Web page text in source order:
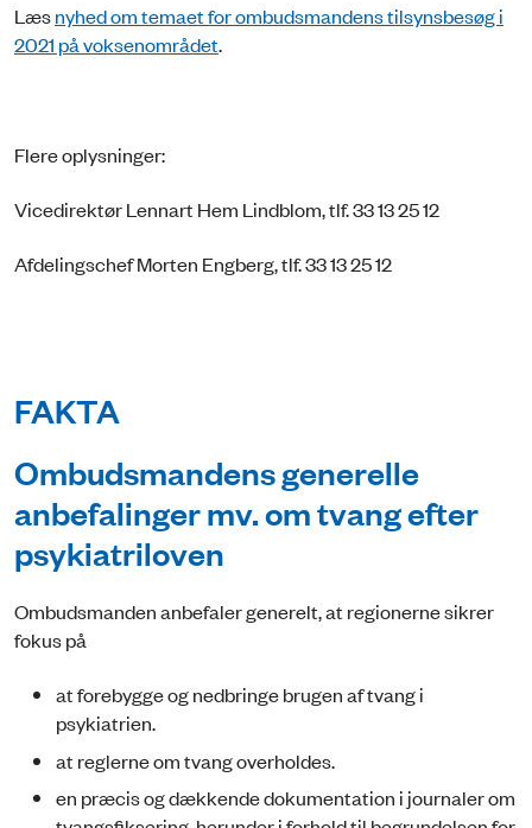
Læsnyhed om temaet for ombudsmandens tilsynsbesøg i
2021 på voksenområdet.
Flere oplysninger:
Vicedirektør Lennart Hem Lindblom, tlf. 33 13 25 12
Afdelingschef Morten Engberg, tlf. 33 13 25 12
FAKTA
Ombudsmandens generelle
anbefalinger mv. om tvang efter
psykiatriloven
Ombudsmanden anbefaler generelt, at regionerne sikrer
fokus på
at forebygge og nedbringe brugen af tvang i
psykiatrien.
at reglerne om tvang overholdes.
en præcis og dækkende dokumentation i journaler om